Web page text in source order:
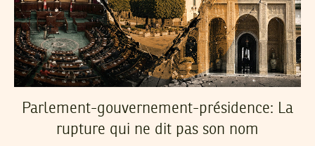
Parlement-gouvernement-présidence: La
rupture qui ne dit pas son nom